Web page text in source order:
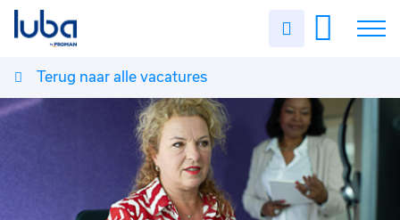
Uren
Vacatures
Voor werkgevers
Terug naar alle vacatures